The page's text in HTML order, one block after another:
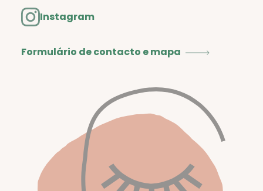
Instagram
Formulário de contacto e mapa